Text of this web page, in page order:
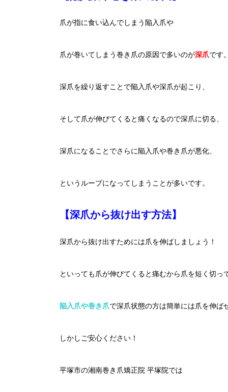
爪が指に食い込んでしまう陥入爪や
爪が巻いてしまう巻き爪の原因で多いのが深爪です。
深爪を繰り返すことで陥入爪や深爪が起こり、
そして爪が伸びてくると痛くなるので深爪に切る、
深爪になることでさらに陥入爪や巻き爪が悪化、
というループになってしまうことが多いです。
【深爪から抜け出す方法】
深爪から抜け出すためには爪を伸ばしましょう！
といっても爪が伸びてくると痛むから爪を短く切っ
陥入爪や巻き爪で深爪状態の方は簡単には爪を伸ば
しかしご安心ください！
平塚市の湘南巻き爪矯正院 平塚院では